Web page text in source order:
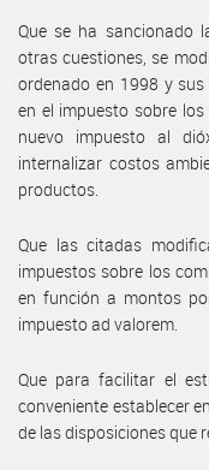
Que se ha sancionado
otras cuestiones, se
ordenado en 1998 y
en el impuesto sobre
nuevo impuesto al
internalizar costos
productos.
Que las citadas
impuestos sobre los
en función a montos
impuesto ad valorem.
Que para facilitar el
conveniente establecer
de las disposiciones que